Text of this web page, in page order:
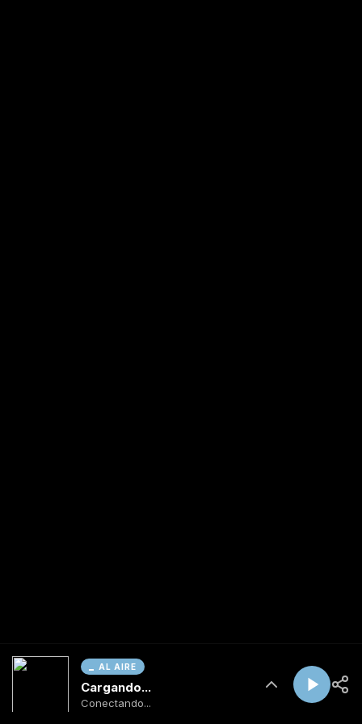
AL AIRE
Cargando...
Conectando...